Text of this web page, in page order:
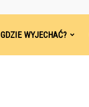
GDZIE WYJECHAĆ?